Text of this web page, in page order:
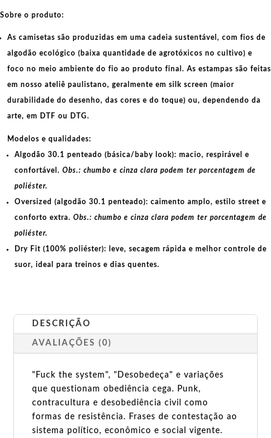
Sobre o produto:
As camisetas são produzidas em uma cadeia sustentável, com fios de
algodão ecológico (baixa quantidade de agrotóxicos no cultivo) e
foco no meio ambiente do fio ao produto final. As estampas são feitas
em nosso ateliê paulistano, geralmente em silk screen (maior
durabilidade do desenho, das cores e do toque) ou, dependendo da
arte, em DTF ou DTG.
Modelos e qualidades:
Algodão 30.1 penteado (básica/baby look): macio, respirável e
confortável. Obs.: chumbo e cinza clara podem ter porcentagem de
poliéster.
Oversized (algodão 30.1 penteado): caimento amplo, estilo street e
conforto extra. Obs.: chumbo e cinza clara podem ter porcentagem de
poliéster.
Dry Fit (100% poliéster): leve, secagem rápida e melhor controle de
suor, ideal para treinos e dias quentes.
DESCRIÇÃO
AVALIAÇÕES (0)
"Fuck the system", "Desobedeça" e variações
que questionam obediência cega. Punk,
contracultura e desobediência civil como
formas de resistência. Frases de contestação ao
sistema político, econômico e social vigente.